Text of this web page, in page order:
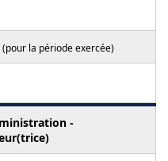
(pour la période exercée)
-